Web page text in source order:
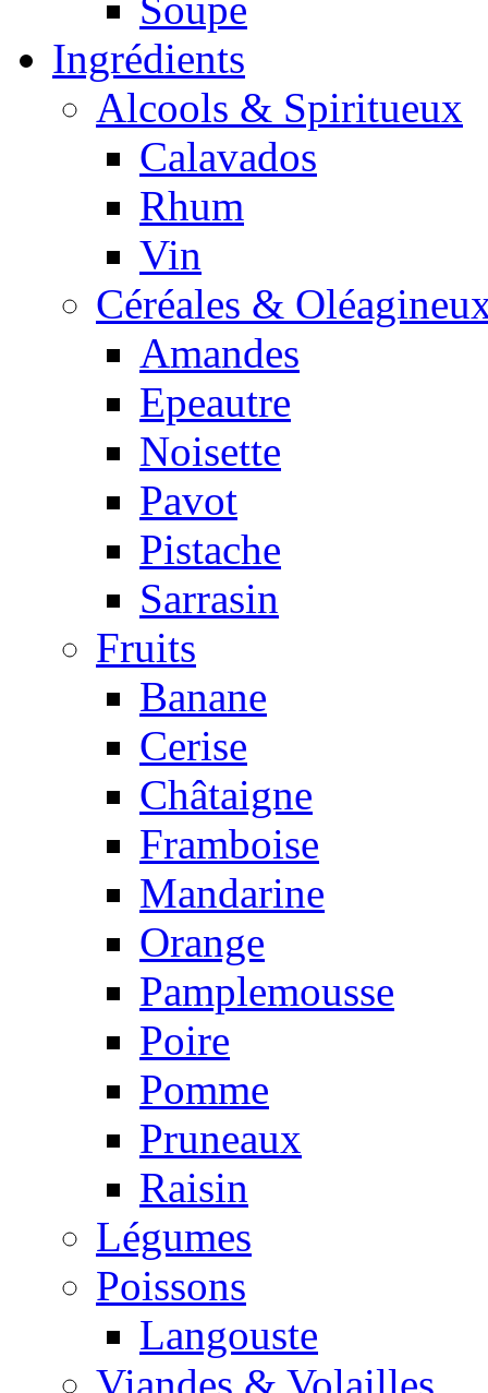
Ingrédients
Alcools & Spiritueux
Calavados
Rhum
Vin
Céréales &
Amandes
Epeautre
Noisette
Pavot
Pistache
Sarrasin
Fruits
Banane
Cerise
Châtaigne
Framboise
Mandarine
Orange
Pamplemousse
Poire
Pomme
Pruneaux
Raisin
Légumes
Poissons
Langouste
Viandes & Volailles